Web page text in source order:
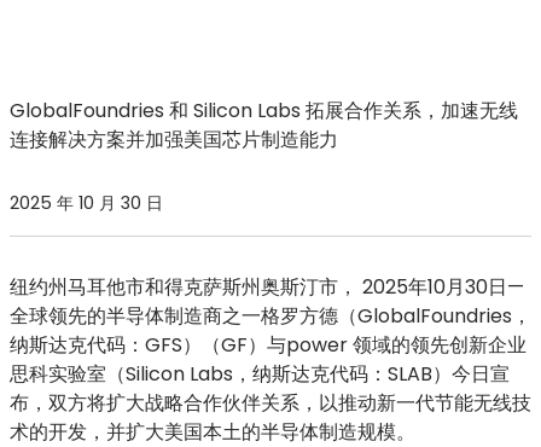
GlobalFoundries 和 Silicon Labs 拓展合作关系，加速无线
连接解决方案并加强美国芯片制造能力
2025 年 10 月 30 日
纽约州马耳他市和得克萨斯州奥斯汀市， 2025年10月30日—
全球领先的半导体制造商之一格罗方德（GlobalFoundries，
纳斯达克代码：GFS）（GF）与power 领域的领先创新企业
思科实验室（Silicon Labs，纳斯达克代码：SLAB）今日宣
布，双方将扩大战略合作伙伴关系，以推动新一代节能无线技
术的开发，并扩大美国本土的半导体制造规模。